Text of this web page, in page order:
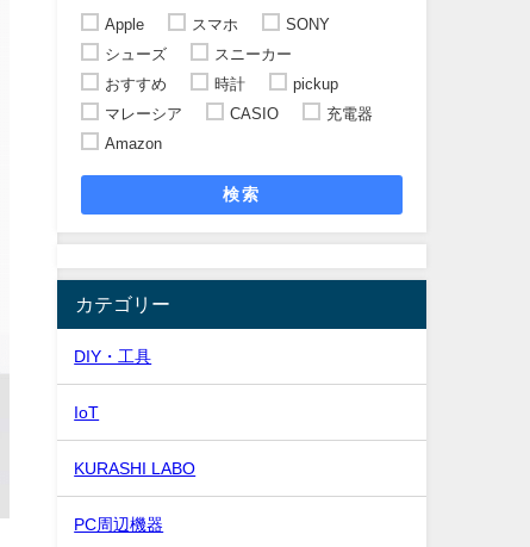
Apple スマホ
SONY
シューズ
スニーカー
おすすめ
時計
pickup
マレーシア
CASIO
充電器
Amazon
検索
カテゴリー
DIY・工具
IoT
KURASHI LABO
PC周辺機器